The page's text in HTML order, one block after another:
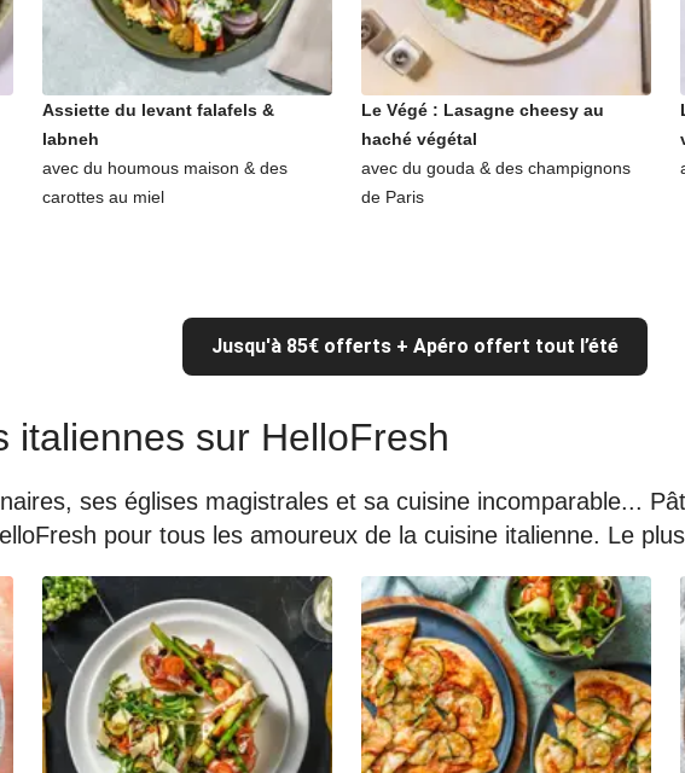
Assiette du levant falafels &
labneh
avec du houmous maison & des
carottes au miel
Le Végé : Lasagne cheesy au
haché végétal
avec du gouda & des champignons
de Paris
Jusqu'à 85€ offerts + Apéro offert tout l’été
italiennes sur HelloFresh
ses églises magistrales et sa cuisine incomparable...
pour tous les amoureux de la cuisine italienne. Le